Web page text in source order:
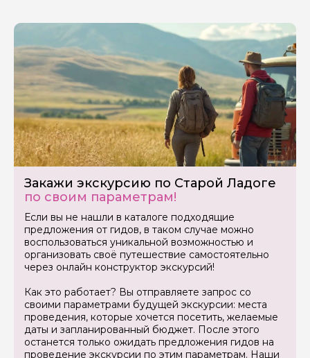
Закажи экскурсию по Старой Ладоге
по своим параметрам!
Если вы не нашли в каталоге подходящие
предложения от гидов, в таком случае можно
воспользоваться уникальной возможностью и
организовать своё путешествие самостоятельно
через онлайн конструктор экскурсий!
Как это работает? Вы отправляете запрос со
своими параметрами будущей экскурсии: места
проведения, которые хочется посетить, желаемые
даты и запланированный бюджет. После этого
останется только ожидать предложения гидов на
проведение экскурсии по этим параметрам. Наши